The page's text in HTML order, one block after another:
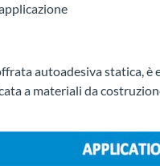
autoadesiva statica, è
a materiali da